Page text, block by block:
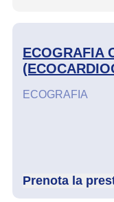
ECOGRAFIA
ECOGRAFIA
Prenota la